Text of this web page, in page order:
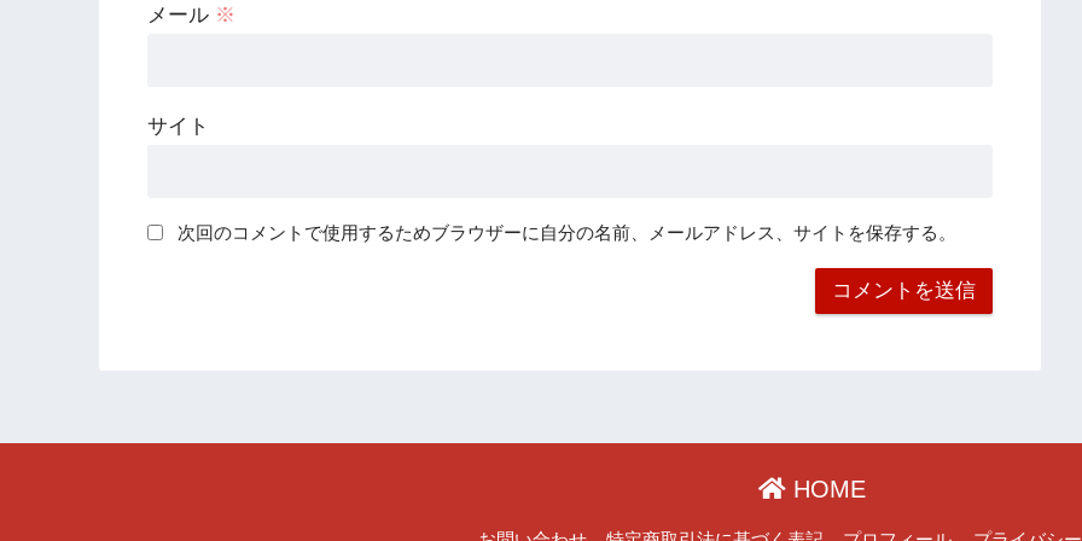
メール ※
サイト
次回のコメントで使用するためブラウザーに自分の名前、メールアドレス、サイトを保存する。
HOME